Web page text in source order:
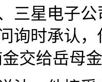
三星电子
询时承认，
交给岳母